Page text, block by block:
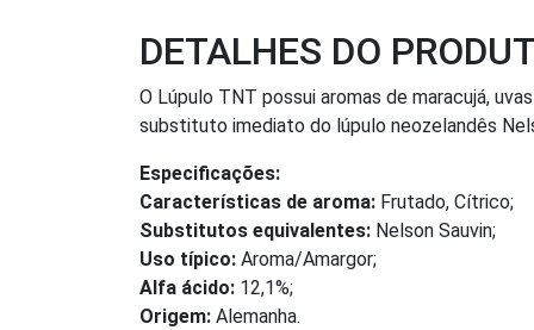
DETALHES DO
O Lúpulo TNT possui aromas de maracujá,
substituto imediato do lúpulo neozelandês
Especificações:
Características de aroma: Frutado, Cítrico;
Substitutos equivalentes: Nelson Sauvin;
Uso típico: Aroma/Amargor;
Alfa ácido: 12,1%;
Origem: Alemanha.